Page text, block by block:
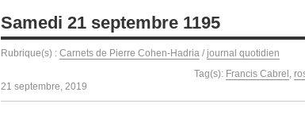
Samedi 21 septembre 1195
Rubrique(s) : Carnets de Pierre Cohen-Hadria / journal quotidien
Tag(s): Francis Cabrel ,
21 septembre, 2019